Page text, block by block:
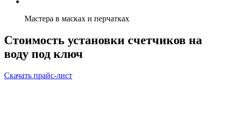
Мастера в масках и перчатках
Стоимость установки счетчиков на
воду под ключ
Скачать прайс-лист